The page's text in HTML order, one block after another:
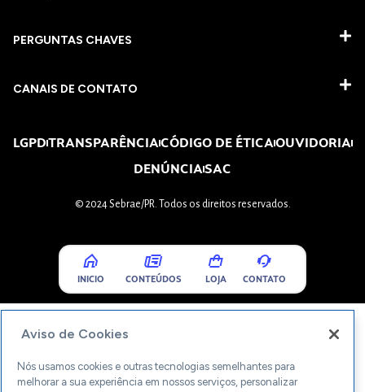
PERGUNTAS CHAVES​
CANAIS DE CONTATO
LGPDTRANSPARÊNCIACÓDIGO DE ÉTICAOUVIDORIA
DENÚNCIASAC
© 2024 Sebrae/PR. Todos os direitos reservados.
INICIO CONTEÚDOS LOJA CONTATO
Aviso de Cookies
Nós usamos cookies e outras tecnologias semelhantes para
melhorar a sua experiência em nossos serviços, personalizar